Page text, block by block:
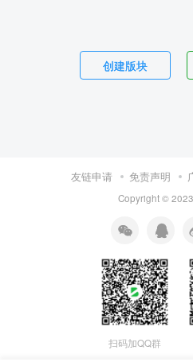
创建版块
友链申请 免责声明
Copyright © 2023
扫码加QQ群